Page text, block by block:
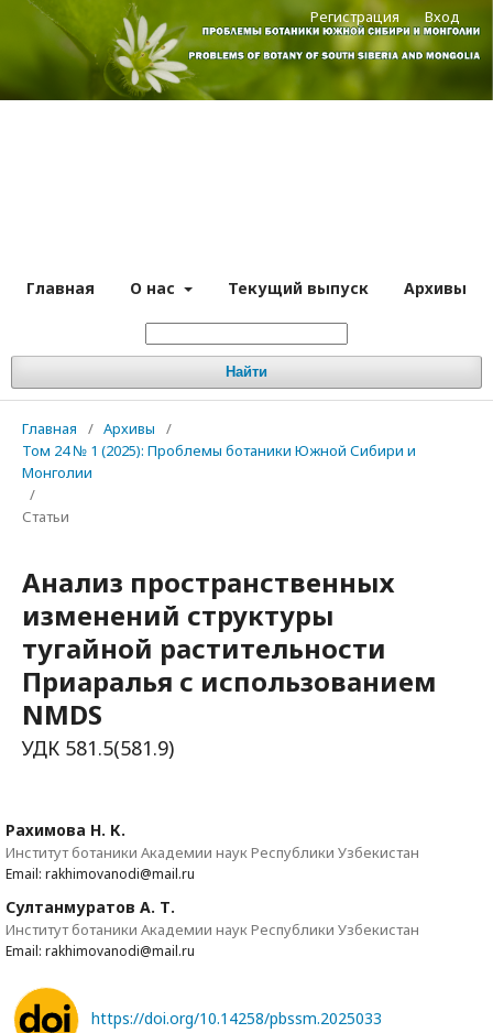
Главная О нас Текущий выпуск Архивы
Найти
Регистрация Вход
Главная / Архивы
/
Том 24 № 1 (2025): Проблемы ботаники Южной Сибири и
Монголии
/
Статьи
Анализ пространственных
изменений структуры
тугайной растительности
Приаралья с использованием
NMDS
УДК 581.5(581.9)
Рахимова Н. К.
Институт ботаники Академии наук Республики Узбекистан
Email: rakhimovanodi@mail.ru
Султанмуратов А. Т.
Институт ботаники Академии наук Республики Узбекистан
Email: rakhimovanodi@mail.ru
https://doi.org/10.14258/pbssm.2025033